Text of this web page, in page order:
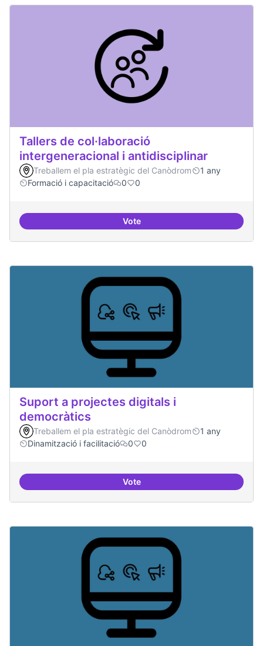
Tallers de col·laboració
intergeneracional i antidisciplinar
Treballem el pla estratègic del Canòdrom
1 any
Formació i capacitació
0 0
VoteTallers de col·laboració
Suport a projectes digitals i
democràtics
Treballem el pla estratègic del Canòdrom
1 any
Dinamització i facilitació
0 0
VoteSuport a projectes digitals i